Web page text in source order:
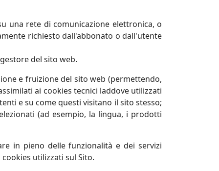
una rete di comunicazione elettronica, o
richiesto dall'abbonato o dall'utente
del sito web.
e fruizione del sito web (permettendo,
ai cookies tecnici laddove utilizzati
e su come questi visitano il sito stesso;
(ad esempio, la lingua, i prodotti
in pieno delle funzionalità e dei servizi
utilizzati sul Sito.